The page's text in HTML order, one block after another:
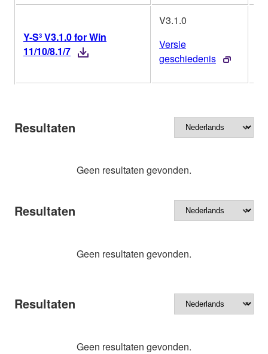
Y-S³ V3.1.0 for Win
11/10/8.1/7
V3.1.0
Versie
geschiedenis
Resultaten
Geen resultaten gevonden.
Resultaten
Geen resultaten gevonden.
Resultaten
Geen resultaten gevonden.